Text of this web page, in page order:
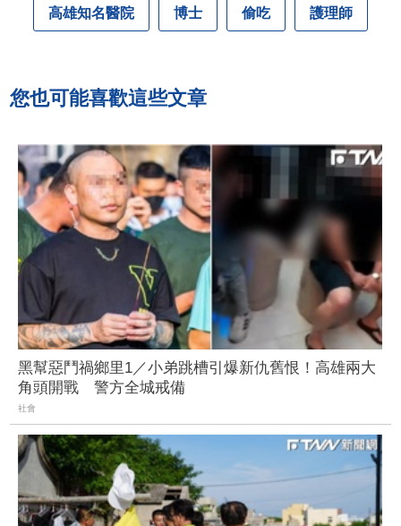
高雄知名醫院 博士 偷吃 護理師
您也可能喜歡這些文章
黑幫惡鬥禍鄉里1／小弟跳槽引爆新仇舊恨！高雄兩大
角頭開戰 警方全城戒備
社會